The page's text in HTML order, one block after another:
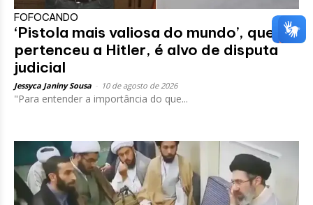
FOFOCANDO
‘Pistola mais valiosa do mundo’, que
pertenceu a Hitler, é alvo de disputa
judicial
Jessyca Janiny Sousa 10 de agosto de 2026
"Para entender a importância do que...